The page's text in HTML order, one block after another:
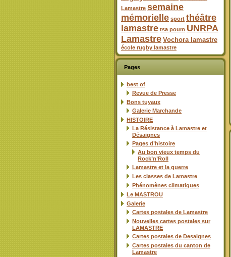
Lamastre semaine
mémorielle sport théâtre
lamastre tsa poum UNRPA
Lamastre Vochora lamastre
école rugby lamastre
Pages
best of
Revue de Presse
Bons tuyaux
Galerie Marchande
HISTOIRE
La Résistance à Lamastre et
Désaignes
Pages d’histoire
Au bon vieux temps du
Rock’n’Roll
Lamastre et la guerre
Les classes de Lamastre
Phénomènes climatiques
Le MASTROU
Galerie
Cartes postales de Lamastre
Nouvelles cartes postales sur
LAMASTRE
Cartes postales de Desaignes
Cartes postales du canton de
Lamastre